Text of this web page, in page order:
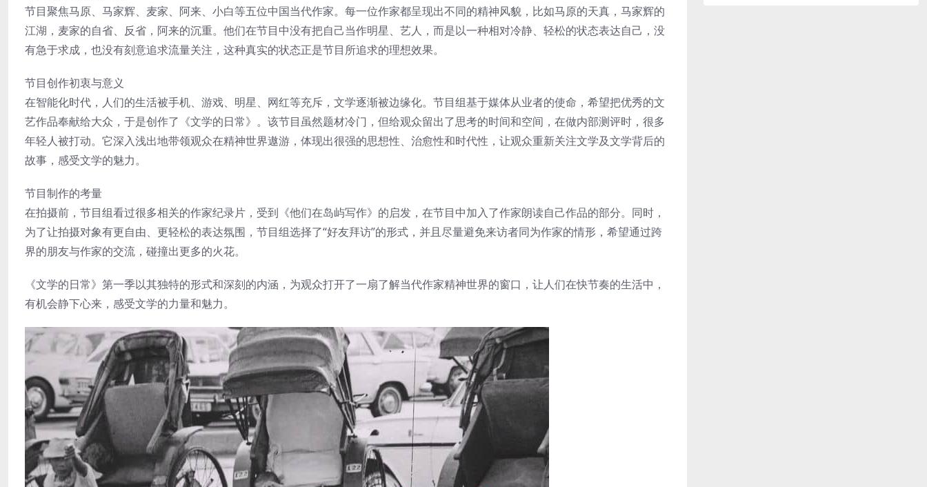
节目聚焦马原、马家辉、麦家、阿来、小白等五位中国当代作家。每一位作家都呈现出不同的精神风貌，比如马原的天真，马家辉的
江湖，麦家的自省、反省，阿来的沉重。他们在节目中没有把自己当作明星、艺人，而是以一种相对冷静、轻松的状态表达自己，没
有急于求成，也没有刻意追求流量关注，这种真实的状态正是节目所追求的理想效果。
节目创作初衷与意义
在智能化时代，人们的生活被手机、游戏、明星、网红等充斥，文学逐渐被边缘化。节目组基于媒体从业者的使命，希望把优秀的文
艺作品奉献给大众，于是创作了《文学的日常》。该节目虽然题材冷门，但给观众留出了思考的时间和空间，在做内部测评时，很多
年轻人被打动。它深入浅出地带领观众在精神世界遨游，体现出很强的思想性、治愈性和时代性，让观众重新关注文学及文学背后的
故事，感受文学的魅力。
节目制作的考量
在拍摄前，节目组看过很多相关的作家纪录片，受到《他们在岛屿写作》的启发，在节目中加入了作家朗读自己作品的部分。同时，
为了让拍摄对象有更自由、更轻松的表达氛围，节目组选择了“好友拜访”的形式，并且尽量避免来访者同为作家的情形，希望通过跨
界的朋友与作家的交流，碰撞出更多的火花。
《文学的日常》第一季以其独特的形式和深刻的内涵，为观众打开了一扇了解当代作家精神世界的窗口，让人们在快节奏的生活中，
有机会静下心来，感受文学的力量和魅力。